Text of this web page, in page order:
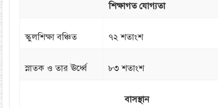
শিক্ষাগত যোগ্যতা
স্কুলশিক্ষা বঞ্চিত ৭২ শতাংশ
স্নাতক ও তার ঊর্ধ্বে ৮৩ শতাংশ
বাসস্থান